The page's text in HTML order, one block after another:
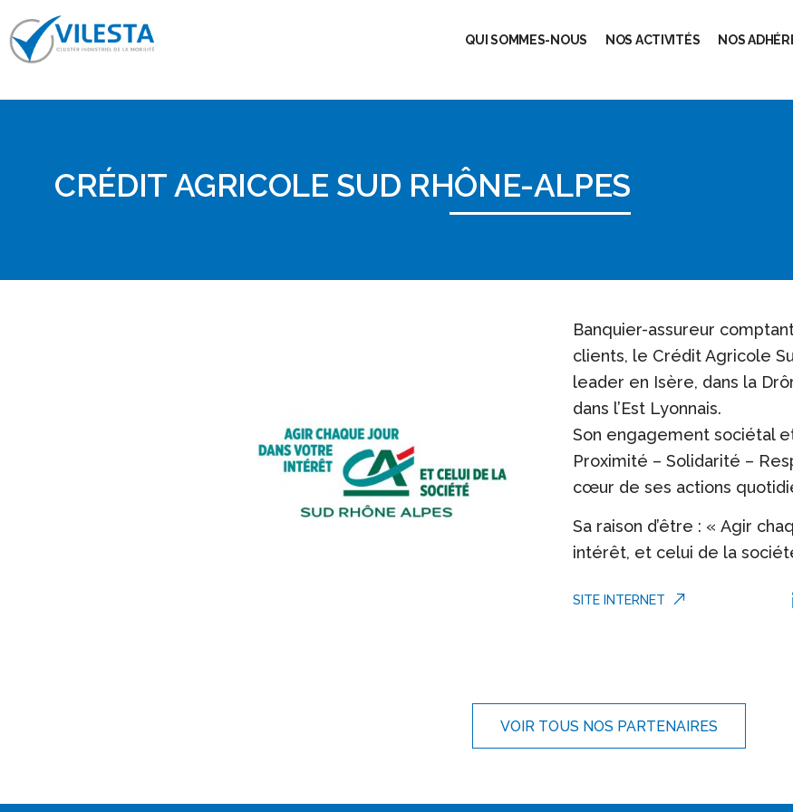
QUI SOMMES-NOUS NOS ACTIVITÉS NOS
CRÉDIT AGRICOLE SUD RHÔNE-ALPES
Banquier-assureur
clients, le Crédit Agricole
leader en Isère, dans la
dans l’Est Lyonnais.
Son engagement sociétal
Proximité – Solidarité –
cœur de ses actions
Sa raison d’être : « Agir
intérêt, et celui de la
SITE INTERNET
VOIR TOUS NOS PARTENAIRES